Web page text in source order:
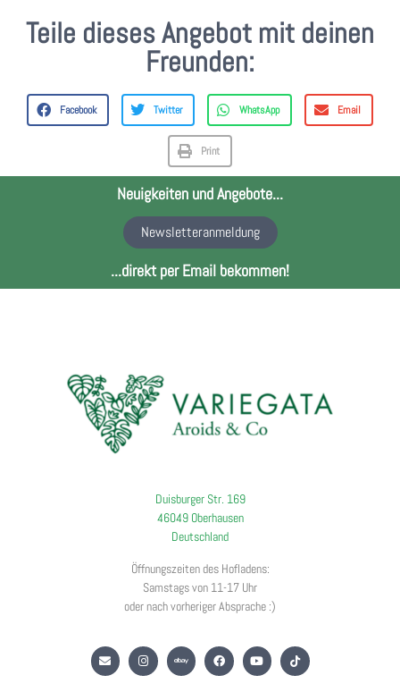
Teile dieses Angebot mit deinen
Freunden:
Facebook Twitter WhatsApp Email
Print
Neuigkeiten und Angebote...
Newsletteranmeldung
...direkt per Email bekommen!
Duisburger Str. 169
46049 Oberhausen
Deutschland
Öffnungszeiten des Hofladens:
Samstags von 11-17 Uhr
oder nach vorheriger Absprache :)